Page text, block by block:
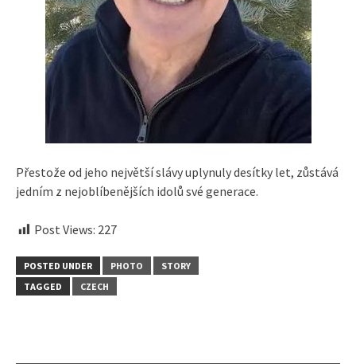
Přestože od jeho největší slávy uplynuly desítky let, zůstává
jedním z nejoblíbenějších idolů své generace.
Post Views: 227
POSTED UNDER PHOTO
STORY
TAGGED
CZECH